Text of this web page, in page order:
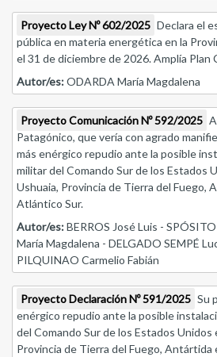
Proyecto Ley Nº 602/2025 Declara el
pública en materia energética en la
el 31 de diciembre de 2026. Amplía Plan
Autor/es:ODARDA María Magdalena
Proyecto Comunicación Nº 592/2025
Patagónico, que vería con agrado
más enérgico repudio ante la posible
militar del Comando Sur de los Estados
Ushuaia, Provincia de Tierra del Fuego,
Atlántico Sur.
Autor/es:BERROS José Luis -
María Magdalena - DELGADO SEMPÉ
PILQUINAO Carmelio Fabián
Proyecto Declaración Nº 591/2025 Su
enérgico repudio ante la posible
del Comando Sur de los Estados Unidos
Provincia de Tierra del Fuego, Antártida